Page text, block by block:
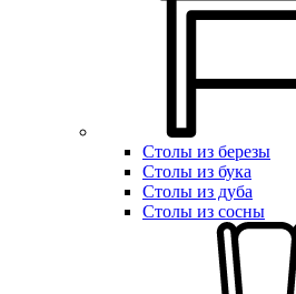
Столы из березы
Столы из бука
Столы из дуба
Столы из сосны